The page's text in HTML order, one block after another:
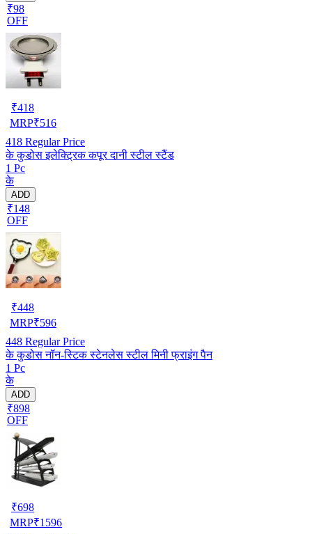
₹98
OFF
₹418
MRP₹516
418 Regular Price
के कुडोस इलेक्ट्रिक कपूर दानी स्टील स्टैंड
1 Pc
के
ADD
₹148
OFF
₹448
MRP₹596
448 Regular Price
के कुडोस नॉन-स्टिक स्टेनलेस स्टील मिनी फ्राइंग पैन
1 Pc
के
ADD
₹898
OFF
₹698
MRP₹1596